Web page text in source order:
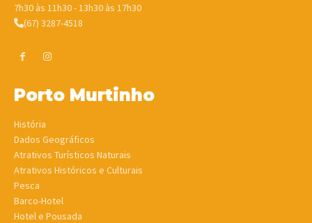
7h30 às 11h30 - 13h30 às 17h30
(67) 3287-4518
Porto Murtinho
História
Dados Geográficos
Atrativos Turísticos Naturais
Atrativos Históricos e Culturais
Pesca
Barco-Hotel
Hotel e Pousada